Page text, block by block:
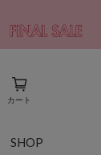
カート
SHOP